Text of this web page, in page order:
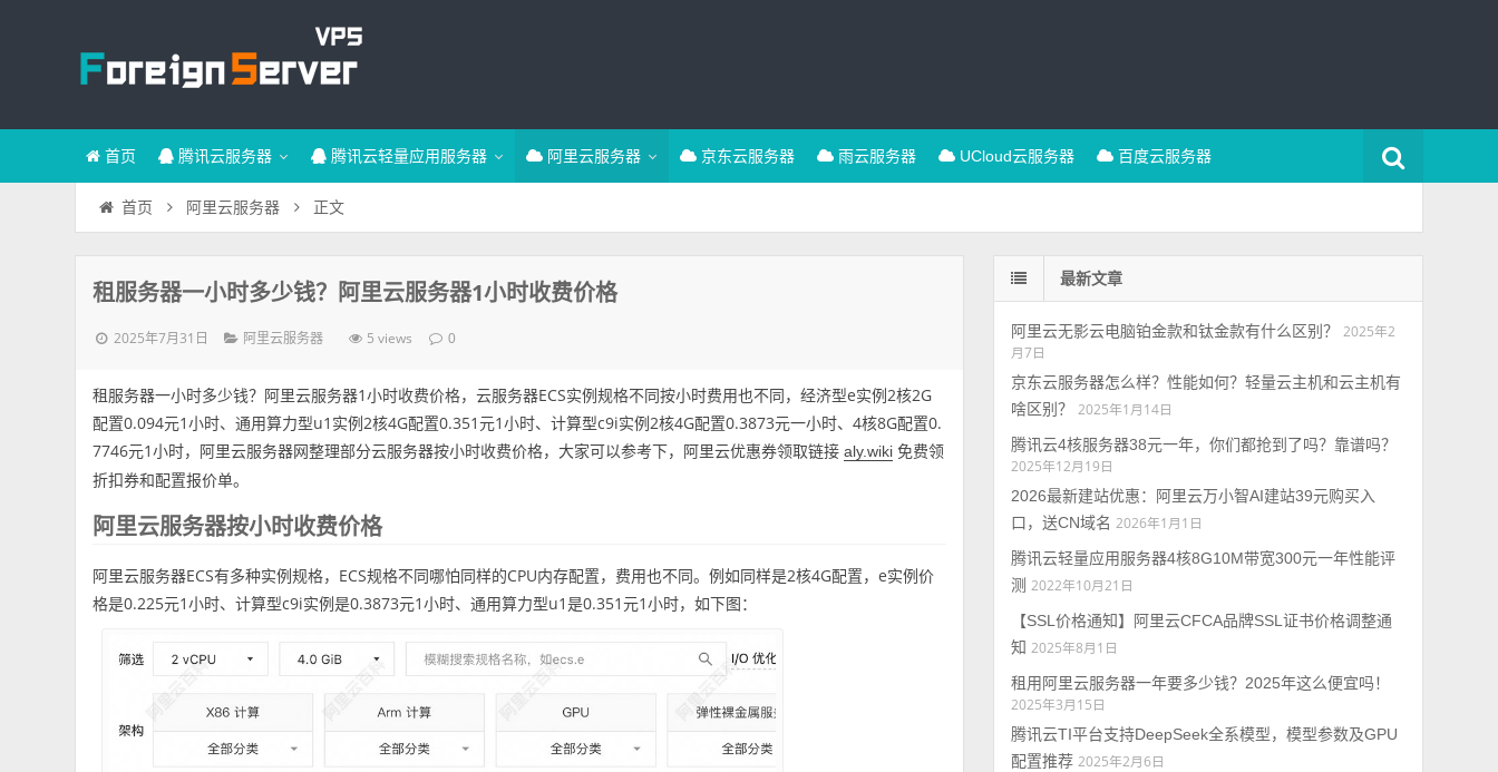
首页 腾讯云服务器 腾讯云轻量应用服务器 阿里云服务器 京东云服务器 雨云服务器 UCloud云服务器 百度云服务器
首页 阿里云服务器 正文
租服务器一小时多少钱？阿里云服务器1小时收费价格
2025年7月31日 阿里云服务器 5 views 0
租服务器一小时多少钱？阿里云服务器1小时收费价格，云服务器ECS实例规格不同按小时费用也不同，经济型e实例2核2G
配置0.094元1小时、通用算力型u1实例2核4G配置0.351元1小时、计算型c9i实例2核4G配置0.3873元一小时、4核8G配置0.
7746元1小时，阿里云服务器网整理部分云服务器按小时收费价格，大家可以参考下，阿里云优惠券领取链接aly.wiki 免费领
折扣券和配置报价单。
阿里云服务器按小时收费价格
阿里云服务器ECS有多种实例规格，ECS规格不同哪怕同样的CPU内存配置，费用也不同。例如同样是2核4G配置，e实例价
格是0.225元1小时、计算型c9i实例是0.3873元1小时、通用算力型u1是0.351元1小时，如下图：
最新文章
阿里云无影云电脑铂金款和钛金款有什么区别？
2025年2
月7日
京东云服务器怎么样？性能如何？轻量云主机和云主机有
啥区别？
2025年1月14日
腾讯云4核服务器38元一年，你们都抢到了吗？靠谱吗？
2025年12月19日
2026最新建站优惠：阿里云万小智AI建站39元购买入
口，送CN域名 2026年1月1日
腾讯云轻量应用服务器4核8G10M带宽300元一年性能评
测 2022年10月21日
【SSL价格通知】阿里云CFCA品牌SSL证书价格调整通
知 2025年8月1日
租用阿里云服务器一年要多少钱？2025年这么便宜吗！
2025年3月15日
腾讯云TI平台支持DeepSeek全系模型，模型参数及GPU
配置推荐 2025年2月6日